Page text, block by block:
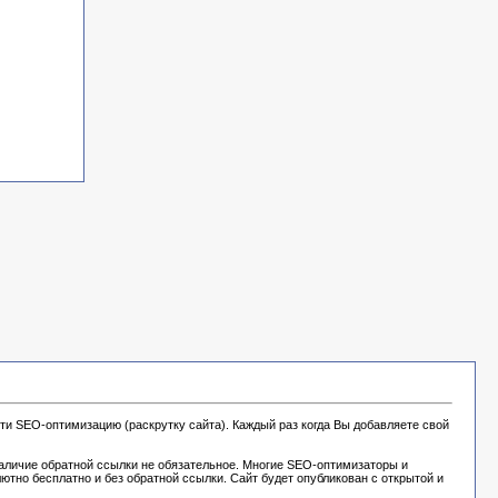
SEO-оптимизацию (раскрутку сайта). Каждый раз когда Вы добавляете свой
обратной ссылки не обязательное. Многие SEO-оптимизаторы и
бесплатно и без обратной ссылки. Сайт будет опубликован с открытой и